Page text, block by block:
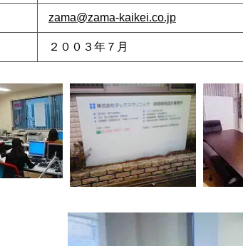
zama@zama-kaikei.co.jp
２００３年７月